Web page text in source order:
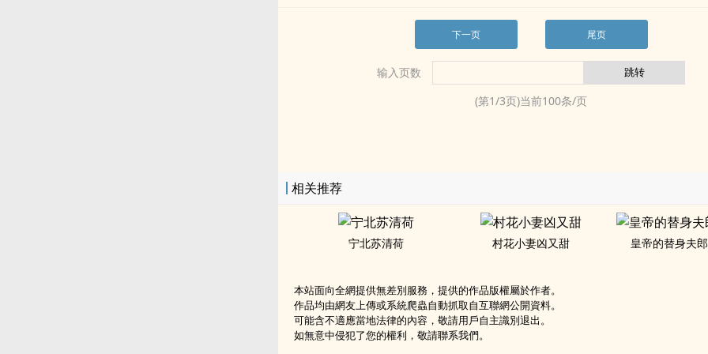
下一页 尾页
输入页数
(第1/3页)当前100条/页
相关推荐
宁北苏清荷 村花小妻凶又甜 皇帝的替身夫
本站面向全網提供無差別服務，提供的作品版權屬於作者。
作品均由網友上傳或系統爬蟲自動抓取自互聯網公開資料。
可能含不適應當地法律的內容，敬請用戶自主識別退出。
如無意中侵犯了您的權利，敬請聯系我們。